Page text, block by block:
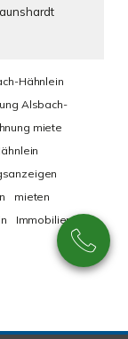
Hähnlein
Alsbach-
miete
mieten
Immobilien